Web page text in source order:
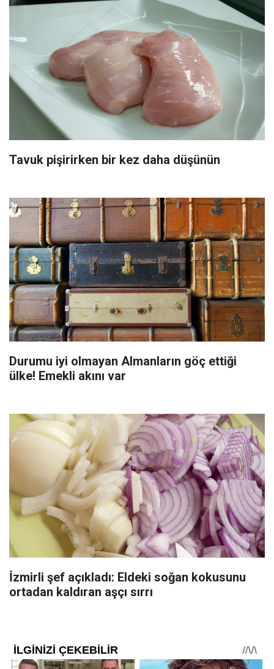
Tavuk pişirirken bir kez daha düşünün
Durumu iyi olmayan Almanların göç ettiği
ülke! Emekli akını var
İzmirli şef açıkladı: Eldeki soğan kokusunu
ortadan kaldıran aşçı sırrı